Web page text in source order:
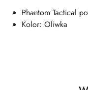
Phantom Tactical
Kolor: Oliwka